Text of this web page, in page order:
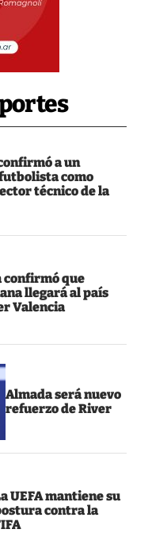
a un
como
técnico de la
confirmó que
llegará al país
Valencia
Almada será nuevo
refuerzo de River
UEFA mantiene su
contra la